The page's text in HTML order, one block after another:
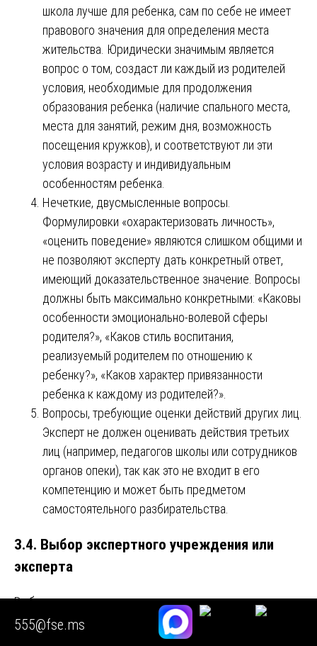
школа лучше для ребенка, сам по себе не имеет
правового значения для определения места
жительства. Юридически значимым является
вопрос о том, создаст ли каждый из родителей
условия, необходимые для продолжения
образования ребенка (наличие спального места,
места для занятий, режим дня, возможность
посещения кружков), и соответствуют ли эти
условия возрасту и индивидуальным
особенностям ребенка.
Нечеткие, двусмысленные вопросы.
Формулировки «охарактеризовать личность»,
«оценить поведение» являются слишком общими и
не позволяют эксперту дать конкретный ответ,
имеющий доказательственное значение. Вопросы
должны быть максимально конкретными: «Каковы
особенности эмоционально-волевой сферы
родителя?», «Каков стиль воспитания,
реализуемый родителем по отношению к
ребенку?», «Каков характер привязанности
ребенка к каждому из родителей?».
Вопросы, требующие оценки действий других лиц.
Эксперт не должен оценивать действия третьих
лиц (например, педагогов школы или сотрудников
органов опеки), так как это не входит в его
компетенцию и может быть предметом
самостоятельного разбирательства.
3.4. Выбор экспертного учреждения или
эксперта
Выбор экспертного учреждения или конкретного
эксперта является важным тактическим решением.
Стороны вправе предложить суду кандидатуру
555@fse.ms